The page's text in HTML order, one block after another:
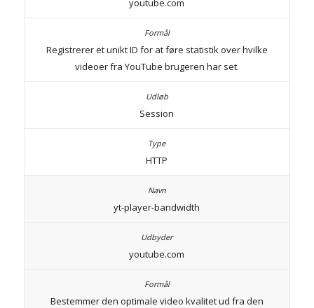
youtube.com
Registrerer et unikt ID for at føre statistik over hvilke
videoer fra YouTube brugeren har set.
Session
HTTP
yt-player-bandwidth
youtube.com
Bestemmer den optimale video kvalitet ud fra den